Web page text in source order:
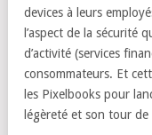
devices à leurs
l’aspect de la sécurité
d’activité (services
consommateurs. Et
les Pixelbooks pour
légèreté et son tour de